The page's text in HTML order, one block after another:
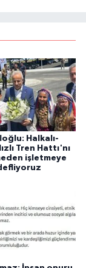
Halkalı-
Tren Hattı'nı
işletmeye